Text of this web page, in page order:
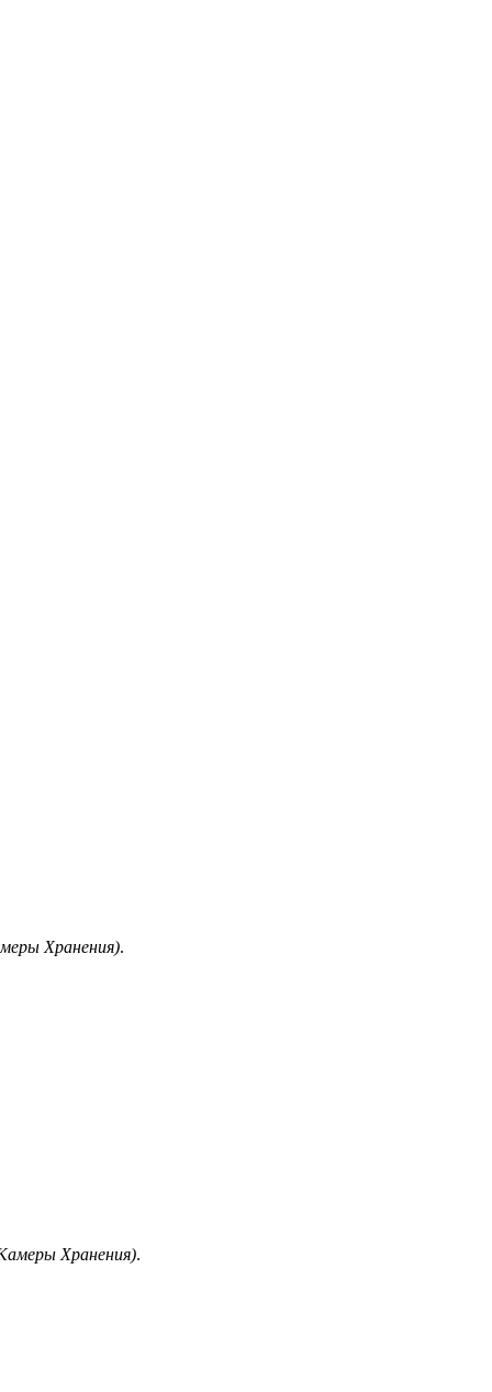
Хранения).
Хранения).